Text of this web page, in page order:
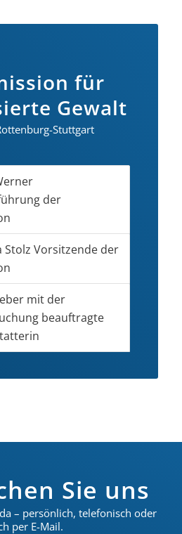
für
Gewalt
Stuttgart
der
Stolz Vorsitzende der
mit der
beauftragte
Sie uns
– persönlich, telefonisch oder
per E-Mail.